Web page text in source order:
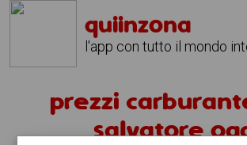
quiinzona
l'app con tutto il mondo
prezzi
salvatore